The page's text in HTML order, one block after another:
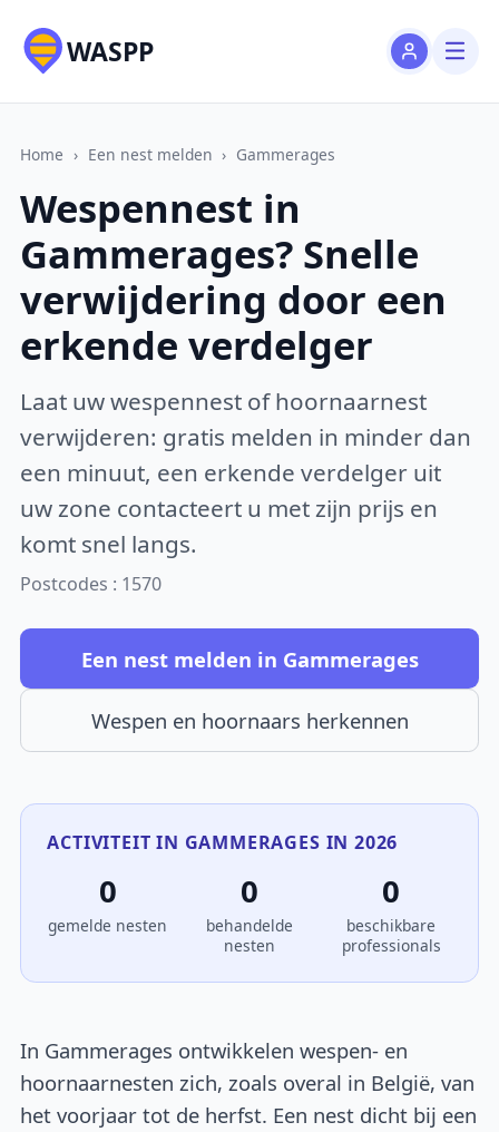
WASPP
Home › Een nest melden › Gammerages
Wespennest in
Gammerages? Snelle
verwijdering door een
erkende verdelger
Laat uw wespennest of hoornaarnest
verwijderen: gratis melden in minder dan
een minuut, een erkende verdelger uit
uw zone contacteert u met zijn prijs en
komt snel langs.
Postcodes : 1570
Een nest melden in Gammerages
Wespen en hoornaars herkennen
ACTIVITEIT IN GAMMERAGES IN 2026
0
gemelde nesten
0
behandelde
nesten
0
beschikbare
professionals
In Gammerages ontwikkelen wespen- en
hoornaarnesten zich, zoals overal in België, van
het voorjaar tot de herfst. Een nest dicht bij een